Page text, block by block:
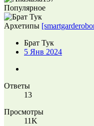
Популярное
Архетипы
Брат Тук
5 Янв 2024
Ответы
13
Просмотры
11K